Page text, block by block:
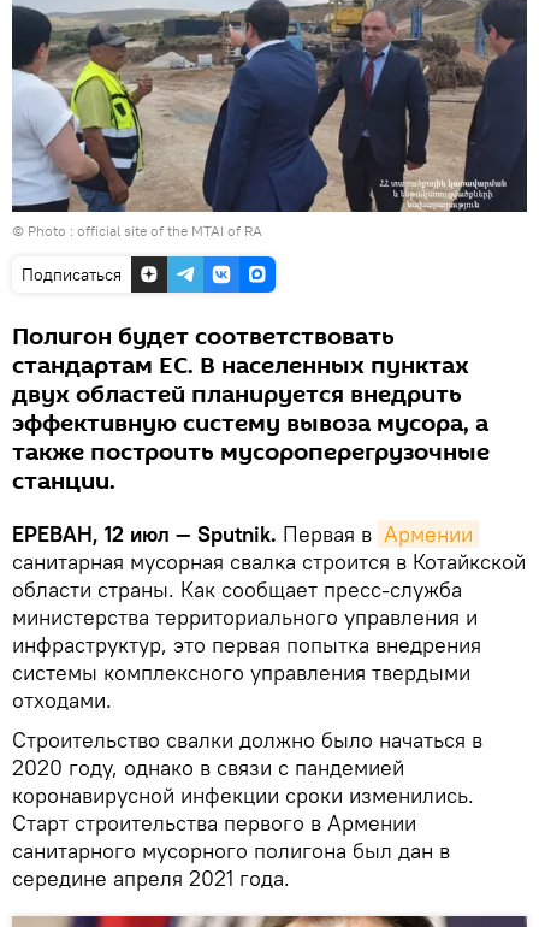
© Photo : official site of the MTAI of RA
Подписаться
Полигон будет соответствовать
стандартам ЕС. В населенных пунктах
двух областей планируется внедрить
эффективную систему вывоза мусора, а
также построить мусороперегрузочные
станции.
ЕРЕВАН, 12 июл — Sputnik. Первая в Армении
санитарная мусорная свалка строится в Котайкской
области страны. Как сообщает пресс-служба
министерства территориального управления и
инфраструктур, это первая попытка внедрения
системы комплексного управления твердыми
отходами.
Строительство свалки должно было начаться в
2020 году, однако в связи с пандемией
коронавирусной инфекции сроки изменились.
Старт строительства первого в Армении
санитарного мусорного полигона был дан в
середине апреля 2021 года.